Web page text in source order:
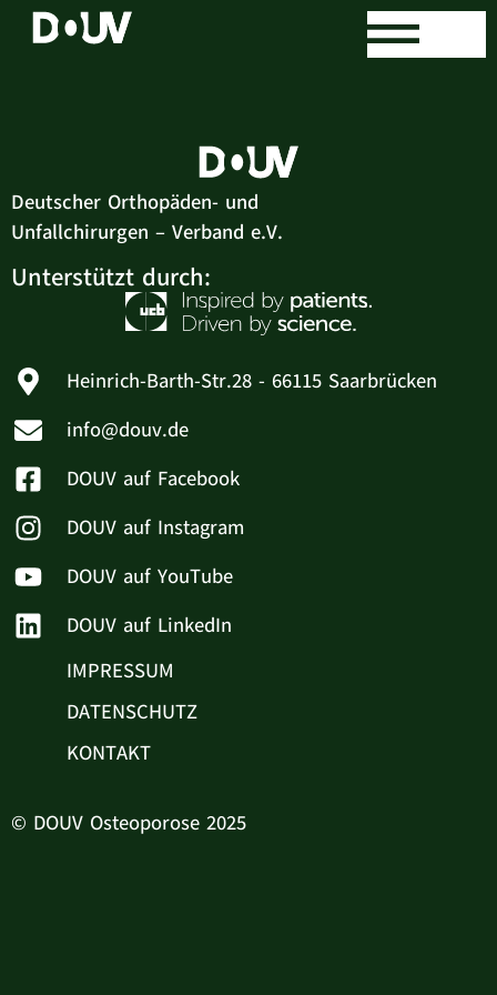
Felix Blume
Deutscher Orthopäden- und
Unfallchirurgen – Verband e.V.
Unterstützt durch:
Heinrich-Barth-Str.28 - 66115 Saarbrücken
info@douv.de
DOUV auf Facebook
DOUV auf Instagram
DOUV auf YouTube
DOUV auf LinkedIn
IMPRESSUM
DATENSCHUTZ
KONTAKT
© DOUV Osteoporose 2025